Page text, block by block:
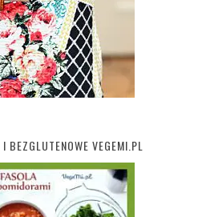
BEZGLUTENOWE VEGEMI.PL